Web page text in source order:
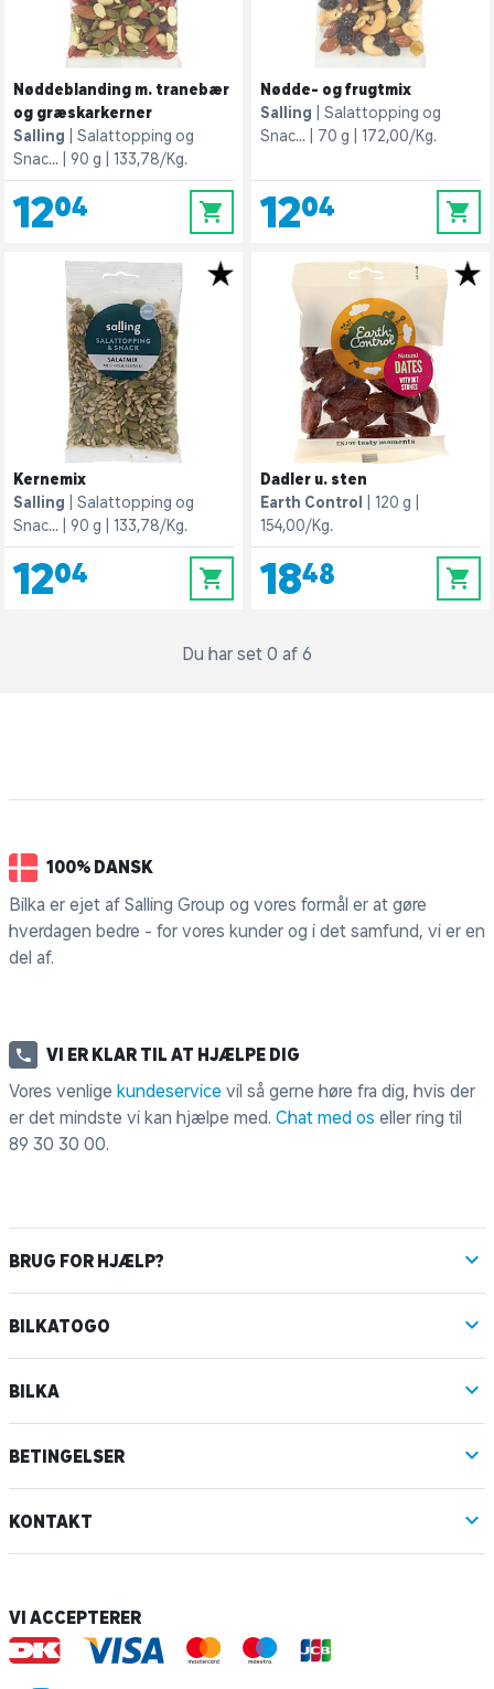
Nøddeblanding m. tranebær
og græskarkerner
Salling
Salattopping og
Snac...
90 g 133,78/Kg.
12,04 0
Nødde- og frugtmix
Salling
Salattopping og
Snac...
70 g 172,00/Kg.
12,04 0
Kernemix
Salling
Salattopping og
Snac...
90 g 133,78/Kg.
12,04 0
Dadler u. sten
Earth Control
120 g
154,00/Kg.
18,48 0
Du har set 0 af 6
100% DANSK
Bilka er ejet af Salling Group og vores formål er at gøre
hverdagen bedre - for vores kunder og i det samfund, vi er en
del af.
VI ER KLAR TIL AT HJÆLPE DIG
Vores venlige kundeservice vil så gerne høre fra dig, hvis der
er det mindste vi kan hjælpe med. Chat med os eller ring til
89 30 30 00.
BRUG FOR HJÆLP?
BILKATOGO
BILKA
BETINGELSER
KONTAKT
VI ACCEPTERER